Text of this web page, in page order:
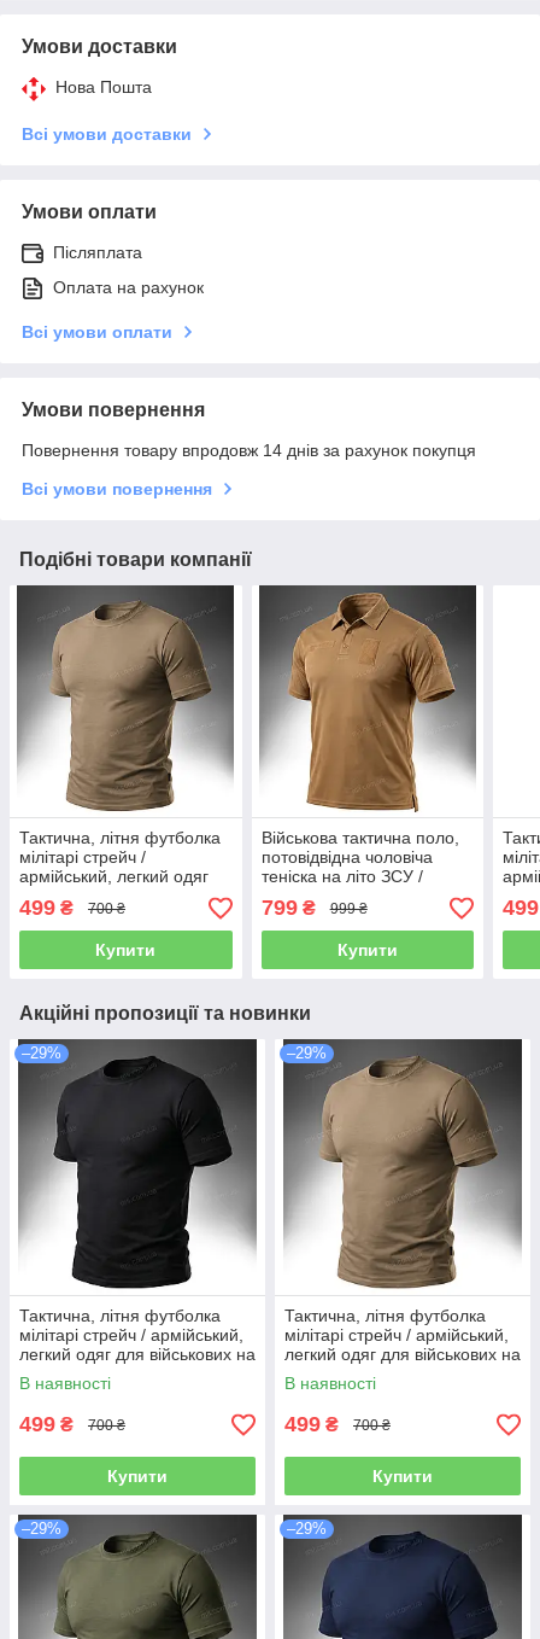
Умови доставки
Нова Пошта
Всі умови доставки
Умови оплати
Післяплата
Оплата на рахунок
Всі умови оплати
Умови повернення
Повернення товару впродовж 14 днів за рахунок покупця
Всі умови повернення
Подібні товари компанії
Тактична, літня футболка
мілітарі стрейч /
армійський, легкий одяг
для військових на літо T-
Shirt ARES Stretch 4-W
(desert tan)
499 ₴ 700 ₴
Купити
Військова тактична поло,
потовідвідна чоловіча
теніска на літо ЗСУ /
уставний, армійський
літній одяг FALCON
CoolPass (coyote)
799₴ 999 ₴
Купити
для
499
Акційні пропозиції та новинки
–29%
Тактична, літня футболка
мілітарі стрейч / армійський,
легкий одяг для військових на
літо T-Shirt ARES Stretch 4-W
(black)
В наявності
499 ₴ 700 ₴
Купити
–29%
Тактична, літня футболка
мілітарі стрейч / армійський,
легкий одяг для військових на
літо T-Shirt ARES Stretch 4-W
(desert tan)
В наявності
499 ₴ 700 ₴
Купити
–29% –29%